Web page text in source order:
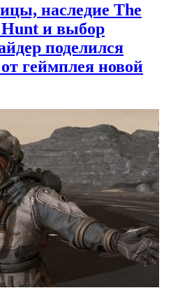
наследие The
и выбор
поделился
геймплея новой